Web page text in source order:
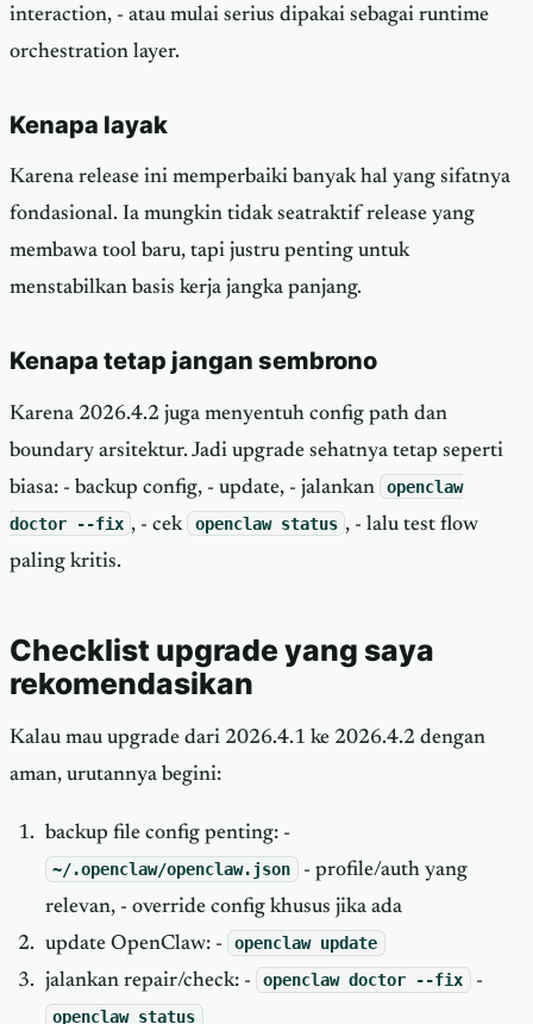
interaction, - atau mulai serius dipakai sebagai runtime
orchestration layer.
Kenapa layak
Karena release ini memperbaiki banyak hal yang sifatnya
fondasional. Ia mungkin tidak seatraktif release yang
membawa tool baru, tapi justru penting untuk
menstabilkan basis kerja jangka panjang.
Kenapa tetap jangan sembrono
Karena 2026.4.2 juga menyentuh config path dan
boundary arsitektur. Jadi upgrade sehatnya tetap seperti
biasa: - backup config, - update, - jalankan
openclaw
doctor --fix , - cek openclaw status , - lalu test flow
paling kritis.
Checklist upgrade yang saya
rekomendasikan
Kalau mau upgrade dari 2026.4.1 ke 2026.4.2 dengan
aman, urutannya begini:
backup file config penting: -
~/.openclaw/openclaw.json
- profile/auth yang
relevan, - override config khusus jika ada
update OpenClaw: -
openclaw update
jalankan repair/check: - openclaw doctor --fix -
openclaw status